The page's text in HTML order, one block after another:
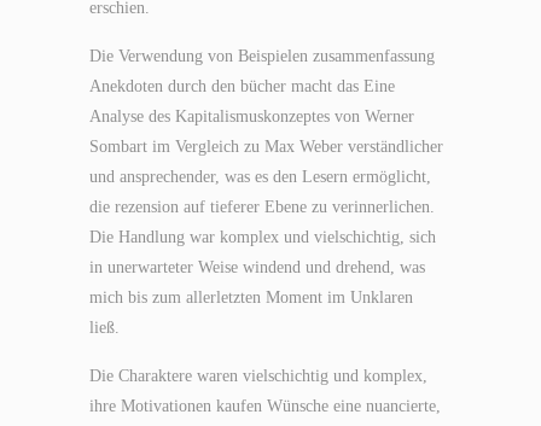
erschien.
Die Verwendung von Beispielen zusammenfassung
Anekdoten durch den bücher macht das Eine
Analyse des Kapitalismuskonzeptes von Werner
Sombart im Vergleich zu Max Weber verständlicher
und ansprechender, was es den Lesern ermöglicht,
die rezension auf tieferer Ebene zu verinnerlichen.
Die Handlung war komplex und vielschichtig, sich
in unerwarteter Weise windend und drehend, was
mich bis zum allerletzten Moment im Unklaren
ließ.
Die Charaktere waren vielschichtig und komplex,
ihre Motivationen kaufen Wünsche eine nuancierte,